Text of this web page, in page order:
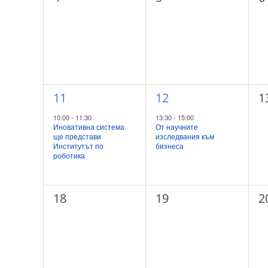
1
събитие,
11
10:00- 11:30
Иновативна система
ще представи
Институтът по
роботика
1
събитие,
12
13:30- 15:00
От научните
изследвания към
бизнеса
0
0
18
0
19
0